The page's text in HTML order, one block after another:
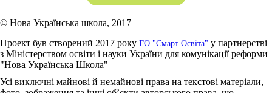
© Нова Українська школа, 2017
Проект був створений 2017 року ГО "Смарт Освіта" у партнерстві
з Міністерством освіти і науки України для комунікації реформи
"Нова Українська Школа"
Усі виключні майнові й немайнові права на текстові матеріали,